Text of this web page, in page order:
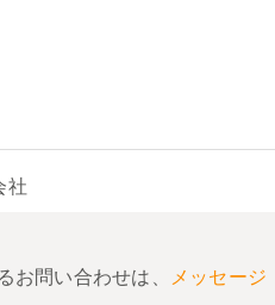
社
お問い合わせは、
メッセージ